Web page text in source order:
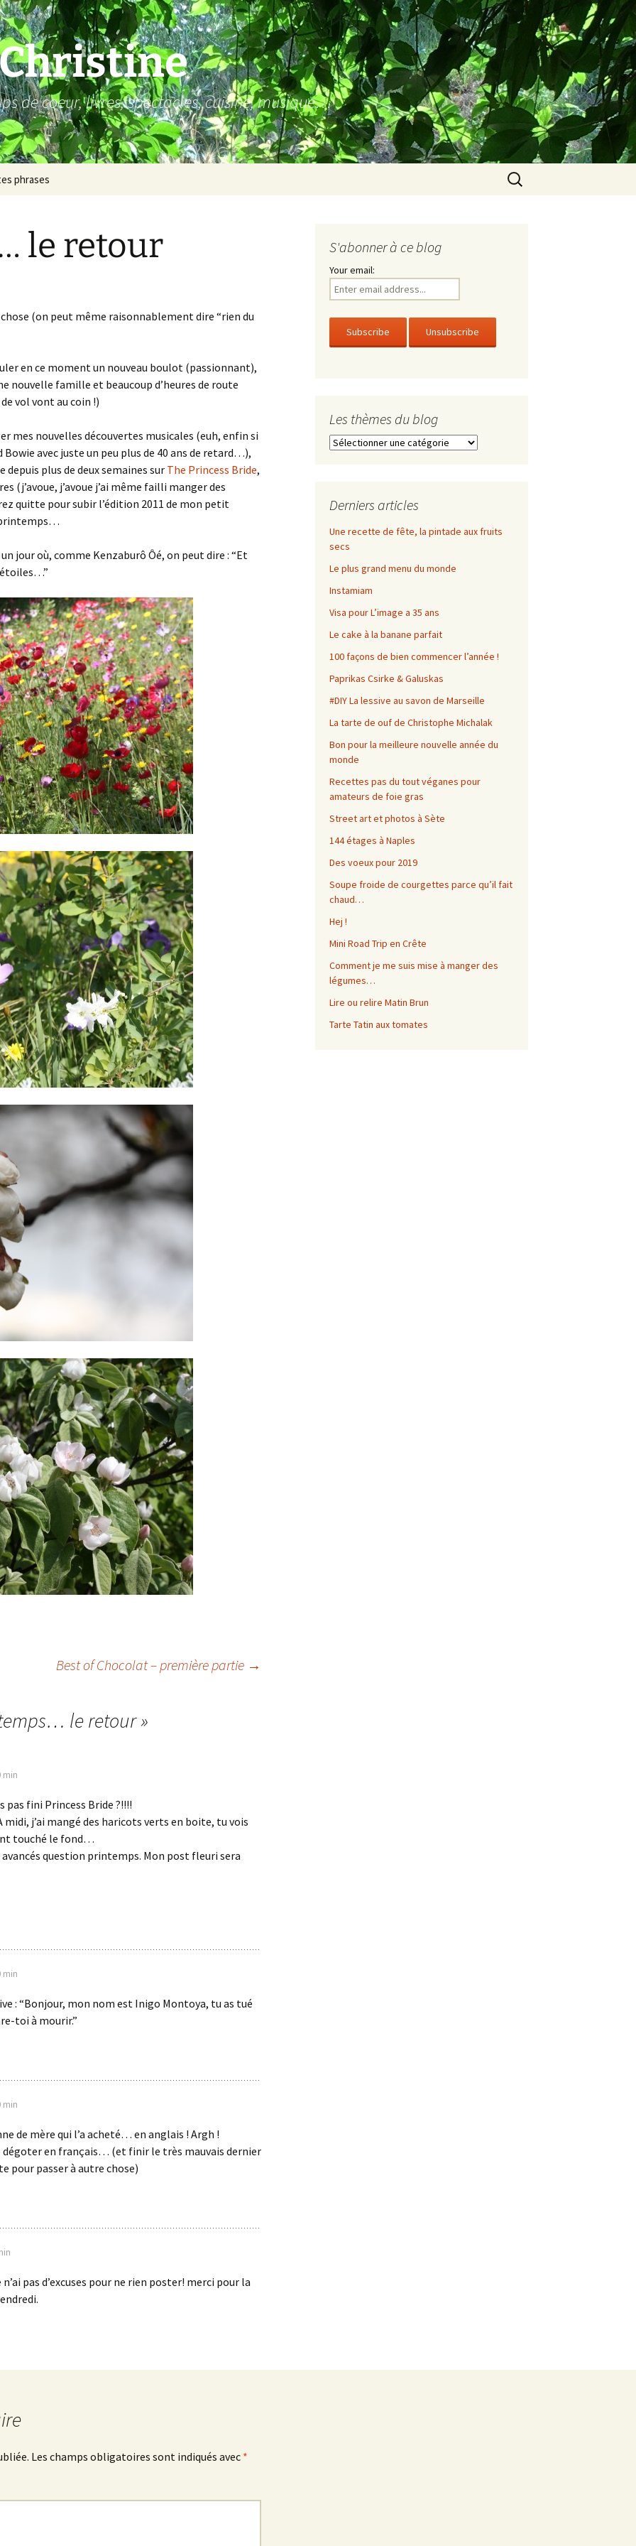
de coeur, livres, spectacles, cuisine, musique…
phrases
Rechercher :
le retour
(on peut même raisonnablement dire “rien du
en ce moment un nouveau boulot (passionnant),
nouvelle famille et beaucoup d’heures de route
vol vont au coin !)
mes nouvelles découvertes musicales (euh, enfin si
Bowie avec juste un peu plus de 40 ans de retard…),
plus de deux semaines sur The Princess Bride,
(j’avoue, j’avoue j’ai même failli manger des
quitte pour subir l’édition 2011 de mon petit
jour où, comme Kenzaburô Ôé, on peut dire : “Et
Best of Chocolat – première partie →
le retour»
min
pas fini Princess Bride ?!!!!
j’ai mangé des haricots verts en boite, tu vois
touché le fond…
question printemps. Mon post fleuri sera
min
: “Bonjour, mon nom est Inigo Montoya, tu as tué
toi à mourir.”
min
de mère qui l’a acheté… en anglais ! Argh !
dégoter en français… (et finir le très mauvais dernier
pour passer à autre chose)
pas d’excuses pour ne rien poster! merci pour la
Les champs obligatoires sont indiqués avec *
S'abonner à ce blog
Your email:
Les thèmes du blog
Les
Derniers articles
Une recette de fête, la pintade aux fruits
secs
Le plus grand menu du monde
Instamiam
Visa pour L’image a 35 ans
Le cake à la banane parfait
100 façons de bien commencer l’année !
Paprikas Csirke & Galuskas
#DIY La lessive au savon de Marseille
La tarte de ouf de Christophe Michalak
Bon pour la meilleure nouvelle année du
monde
Recettes pas du tout véganes pour
amateurs de foie gras
Street art et photos à Sète
144 étages à Naples
Des voeux pour 2019
Soupe froide de courgettes parce qu’il fait
chaud…
Hej !
Mini Road Trip en Crête
Comment je me suis mise à manger des
légumes…
Lire ou relire Matin Brun
Tarte Tatin aux tomates